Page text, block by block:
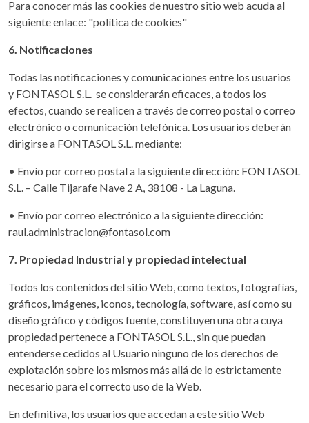
Para conocer más las cookies de nuestro sitio web acuda al
siguiente enlace: "política de cookies"
6. Notificaciones
Todas las notificaciones y comunicaciones entre los usuarios
y FONTASOL S.L. se considerarán eficaces, a todos los
efectos, cuando se realicen a través de correo postal o correo
electrónico o comunicación telefónica. Los usuarios deberán
dirigirse a FONTASOL S.L. mediante:
• Envío por correo postal a la siguiente dirección: FONTASOL
S.L. – Calle Tijarafe Nave 2 A, 38108 - La Laguna.
• Envío por correo electrónico a la siguiente dirección:
raul.administracion@fontasol.com
7. Propiedad Industrial y propiedad intelectual
Todos los contenidos del sitio Web, como textos, fotografías,
gráficos, imágenes, iconos, tecnología, software, así como su
diseño gráfico y códigos fuente, constituyen una obra cuya
propiedad pertenece a FONTASOL S.L., sin que puedan
entenderse cedidos al Usuario ninguno de los derechos de
explotación sobre los mismos más allá de lo estrictamente
necesario para el correcto uso de la Web.
En definitiva, los usuarios que accedan a este sitio Web